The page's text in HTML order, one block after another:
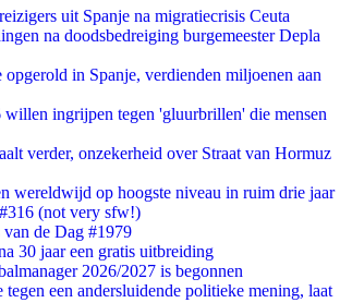
uit Spanje na migratiecrisis Ceuta
na doodsbedreiging burgemeester Depla
opgerold in Spanje, verdienden miljoenen aan
ingrijpen tegen 'gluurbrillen' die mensen
verder, onzekerheid over Straat van Hormuz
wereldwijd op hoogste niveau in ruim drie jaar
(not very sfw!)
van de Dag #1979
30 jaar een gratis uitbreiding
2026/2027 is begonnen
tegen een andersluidende politieke mening, laat